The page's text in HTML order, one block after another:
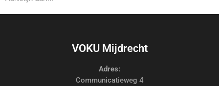
VOKU Mijdrecht
Adres:
Communicatieweg 4